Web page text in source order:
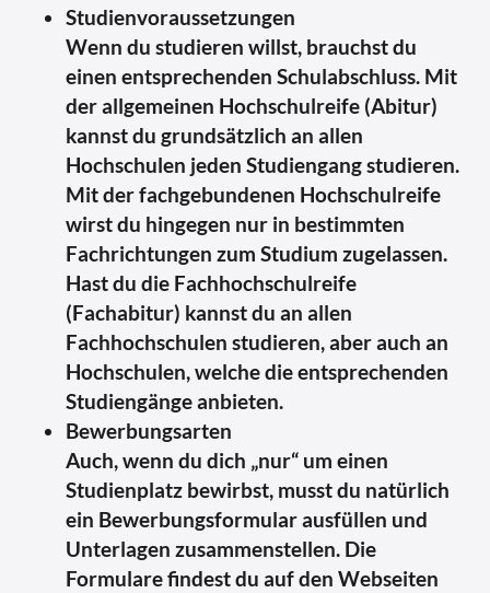
Studienvoraussetzungen
Wenn du studieren willst, brauchst du
einen entsprechenden Schulabschluss. Mit
der allgemeinen Hochschulreife (Abitur)
kannst du grundsätzlich an allen
Hochschulen jeden Studiengang studieren.
Mit der fachgebundenen Hochschulreife
wirst du hingegen nur in bestimmten
Fachrichtungen zum Studium zugelassen.
Hast du die Fachhochschulreife
(Fachabitur) kannst du an allen
Fachhochschulen studieren, aber auch an
Hochschulen, welche die entsprechenden
Studiengänge anbieten.
Bewerbungsarten
Auch, wenn du dich „nur“ um einen
Studienplatz bewirbst, musst du natürlich
ein Bewerbungsformular ausfüllen und
Unterlagen zusammenstellen. Die
Formulare findest du auf den Webseiten